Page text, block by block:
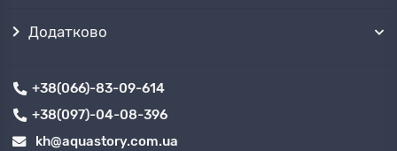
допоможуть підібрати фільтр, що найкраще
доставкою по всій Україні та отримуйте чисту
воду щодня!
Додатково
+38(066)-83-09-614
+38(097)-04-08-396
kh@aquastory.com.ua